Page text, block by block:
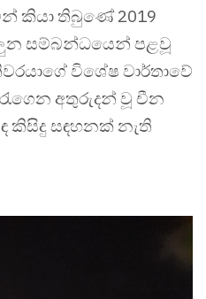
කියා තිබුණේ 2019
සම්බන්ධයෙන් පළවූ
විශේෂ වාර්තාවේ
අතුරුදන් වූ චීන
කිසිදු සඳහනක් නැති